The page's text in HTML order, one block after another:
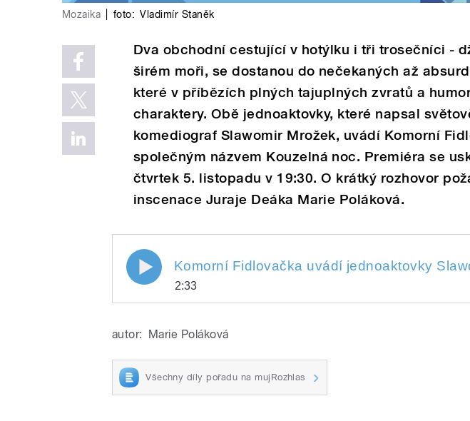
Mozaika foto: Vladimír Staněk
Dva obchodní cestující v hotýlku i tři trosečníci -
širém moři, se dostanou do nečekaných až
které v příbězích plných tajuplných zvratů a
charaktery. Obě jednoaktovky, které napsal
komediograf Slawomir Mrožek, uvádí Komorní
společným názvem Kouzelná noc. Premiéra se
čtvrtek 5. listopadu v 19:30. O krátký rozhovor
inscenace Juraje Deáka Marie Poláková.
Komorní Fidlovačka uvádí jednoaktovky
2:33
autor:
Marie Poláková
Všechny díly pořadu na mujRozhlas